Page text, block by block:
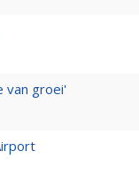
van groei'